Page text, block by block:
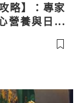
略】：專家
營養與日常